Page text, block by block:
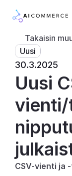
Asiakkaat
AI-toiminnot
Kumppanit
Hinnoittelu
Kehittäjille
Takaisin
Uusi
30.3.2025
Uusi
CSV-vienti ja